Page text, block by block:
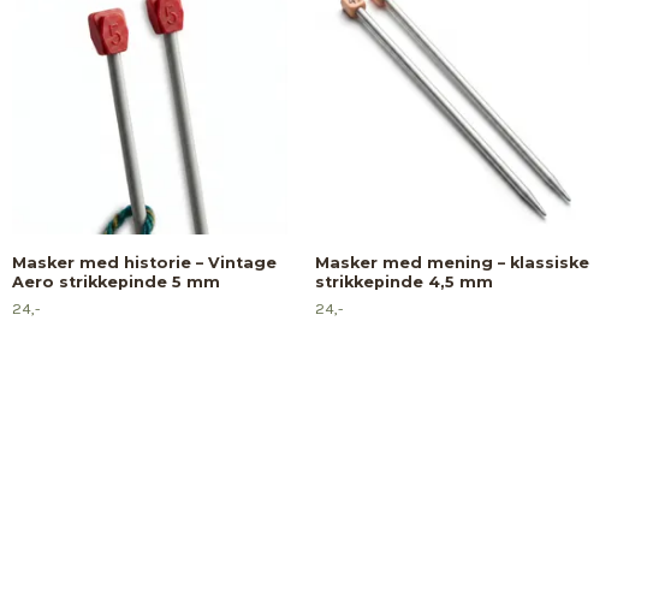
Masker med historie – Vintage
Aero strikkepinde 5 mm
24,-
Masker med mening – klassiske
strikkepinde 4,5 mm
24,-